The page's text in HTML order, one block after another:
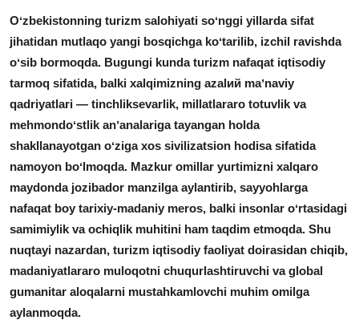
Video yangiliklar
Ekspeditsiya
Oʻzbekistonning turizm salohiyati soʻnggi yillarda sifat
jihatidan mutlaqo yangi bosqichga koʻtarilib, izchil ravishda
oʻsib bormoqda. Bugungi kunda turizm nafaqat iqtisodiy
tarmoq sifatida, balki xalqimizning azalий maʼnaviy
qadriyatlari — tinchliksevarlik, millatlararo totuvlik va
mehmondoʻstlik anʼanalariga tayangan holda
shakllanayotgan oʻziga xos sivilizatsion hodisa sifatida
namoyon boʻlmoqda. Mazkur omillar yurtimizni xalqaro
maydonda jozibador manzilga aylantirib, sayyohlarga
nafaqat boy tarixiy-madaniy meros, balki insonlar oʻrtasidagi
samimiylik va ochiqlik muhitini ham taqdim etmoqda. Shu
nuqtayi nazardan, turizm iqtisodiy faoliyat doirasidan chiqib,
madaniyatlararo muloqotni chuqurlashtiruvchi va global
gumanitar aloqalarni mustahkamlovchi muhim omilga
aylanmoqda.